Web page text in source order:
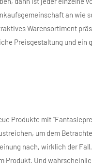
an wie
Warensortiment
Preisgestaltung und
Produkte mit
um dem
nach, wirklich der
Produkt. Und